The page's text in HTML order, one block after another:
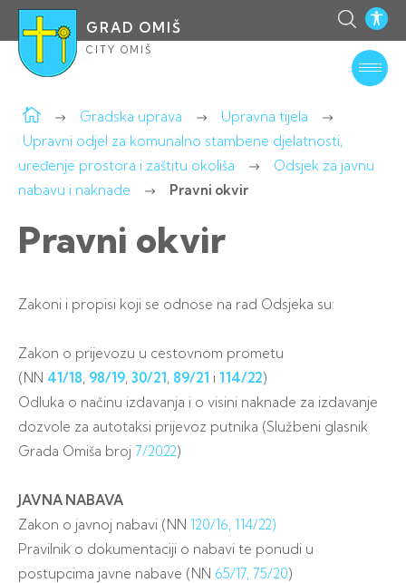
GRAD OMIŠ
CITY OMIŠ
Gradska uprava
Upravna tijela
Upravni odjel za komunalno stambene djelatnosti,
uređenje prostora i zaštitu okoliša
Odsjek za javnu
nabavu i naknade
Pravni okvir
Pravni okvir
Zakoni i propisi koji se odnose na rad Odsjeka su:
Zakon o prijevozu u cestovnom prometu
(NN 41/18, 98/19, 30/21, 89/21 i 114/22)
Odluka o načinu izdavanja i o visini naknade za izdavanje
dozvole za autotaksi prijevoz putnika (Službeni glasnik
Grada Omiša broj 7/2022)
JAVNA NABAVA
Zakon o javnoj nabavi (NN 120/16, 114/22)
Pravilnik o dokumentaciji o nabavi te ponudi u
postupcima javne nabave (NN 65/17, 75/20)